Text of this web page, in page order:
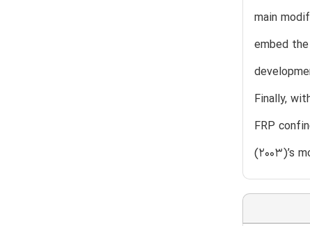
main
embed
Finally,
FRP
(2003)’s